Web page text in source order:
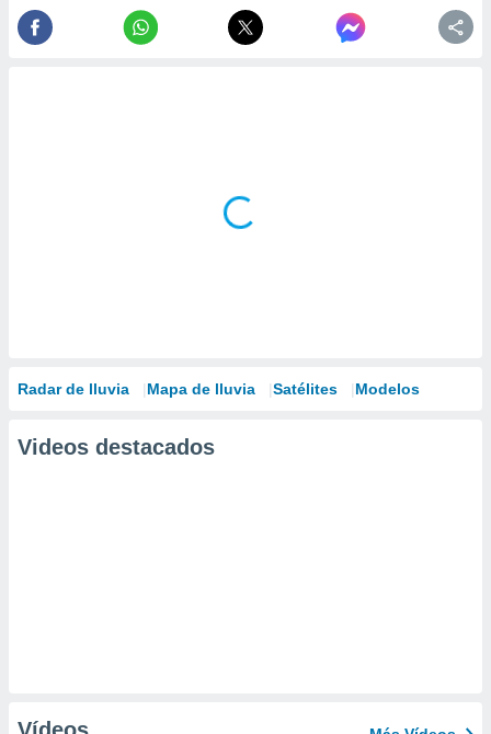
Radar de lluvia Mapa de lluvia Satélites Modelos
Videos destacados